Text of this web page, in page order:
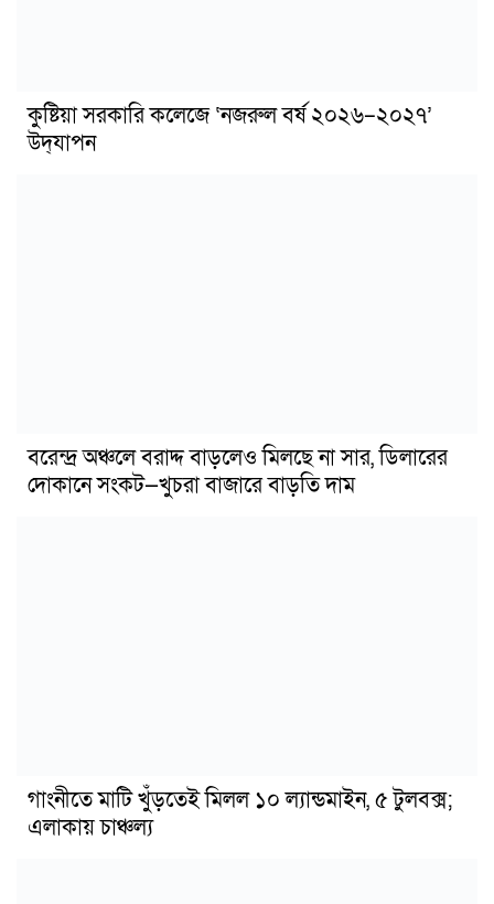
কুষ্টিয়া সরকারি কলেজে ‘নজরুল বর্ষ ২০২৬–২০২৭’
উদ্‌যাপন
বরেন্দ্র অঞ্চলে বরাদ্দ বাড়লেও মিলছে না সার, ডিলারের
দোকানে সংকট—খুচরা বাজারে বাড়তি দাম
গাংনীতে মাটি খুঁড়তেই মিলল ১০ ল্যান্ডমাইন, ৫ টুলবক্স;
এলাকায় চাঞ্চল্য